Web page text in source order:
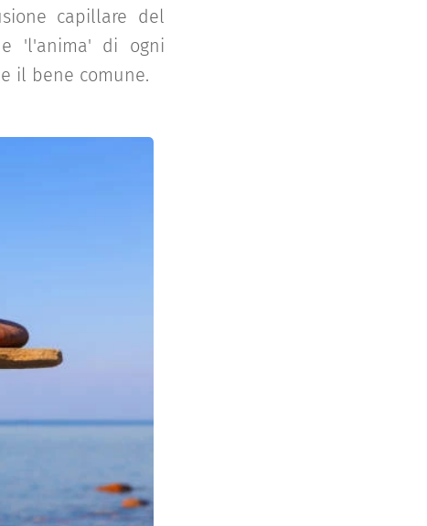
capillare del
e 'l'anima' di ogni
il bene comune.